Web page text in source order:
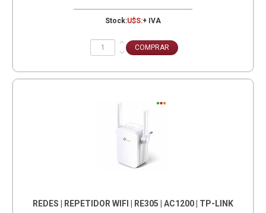
Stock:U$S:+ IVA
REDES | REPETIDOR WIFI | RE305 | AC1200 | TP-LINK